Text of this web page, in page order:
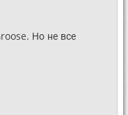
Но не все